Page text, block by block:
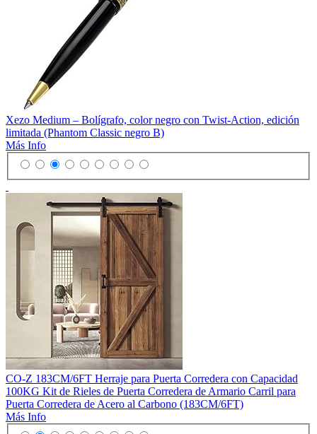
Xezo Medium – Bolígrafo, color negro con Twist-Action, edición
limitada (Phantom Classic negro B)
Más Info
CO-Z 183CM/6FT Herraje para Puerta Corredera con Capacidad
100KG Kit de Rieles de Puerta Corredera de Armario Carril para
Puerta Corredera de Acero al Carbono (183CM/6FT)
Más Info